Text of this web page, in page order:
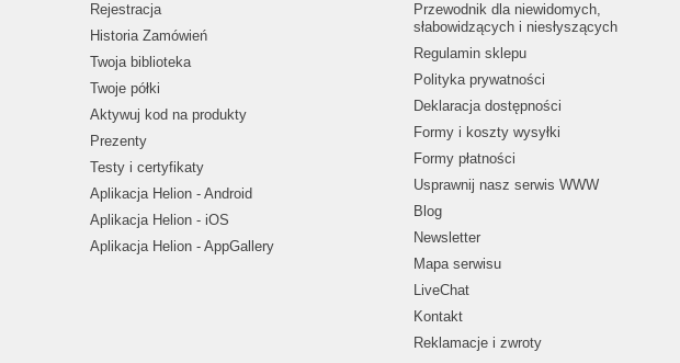
Rejestracja
Historia Zamówień
Twoja biblioteka
Twoje półki
Aktywuj kod na produkty
Prezenty
Testy i certyfikaty
Aplikacja Helion - Android
Aplikacja Helion - iOS
Aplikacja Helion - AppGallery
Przewodnik dla niewidomych,
słabowidzących i niesłyszących
Regulamin sklepu
Polityka prywatności
Deklaracja dostępności
Formy i koszty wysyłki
Formy płatności
Usprawnij nasz serwis WWW
Blog
Newsletter
Mapa serwisu
LiveChat
Kontakt
Reklamacje i zwroty